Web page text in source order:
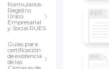
Formularios
Registro
Único
Empresarial
y Social RUES
Guías para
certificación
de existencia
de las